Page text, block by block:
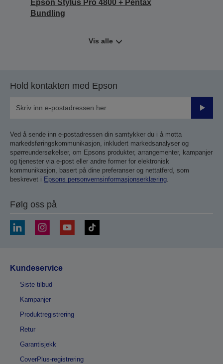
Epson Stylus Pro 4800 + Pentax
Bundling
Vis alle
Hold kontakten med Epson
Send
Ved å sende inn e-postadressen din samtykker du i å motta
markedsføringskommunikasjon, inkludert markedsanalyser og
spørreundersøkelser, om Epsons produkter, arrangementer, kampanjer
og tjenester via e-post eller andre former for elektronisk
kommunikasjon, basert på dine preferanser og nettatferd, som
beskrevet i Epsons personvernsinformasjonserklæring.
Følg oss på
Kundeservice
Siste tilbud
Kampanjer
Produktregistrering
Retur
Garantisjekk
CoverPlus-registrering